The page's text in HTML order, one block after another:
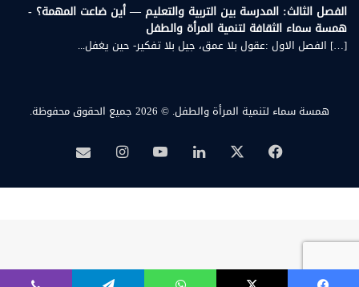
الفصل الثالث: المدرسة بين التربية والتعليم — أين ضاعت المهمة؟ -
همسة سماء الثقافة لتنمية المرأة والطفل
[…] الفصل الاول :عقول بلا عمق، جيل بلا تفكير- حين يغفل...
همسة سماء لتنمية المرأة والطفل. © 2026 جميع الحقوق محفوظة.
فيسبوك لينكدإن‫YouTubeانستقرامبريد
همسة